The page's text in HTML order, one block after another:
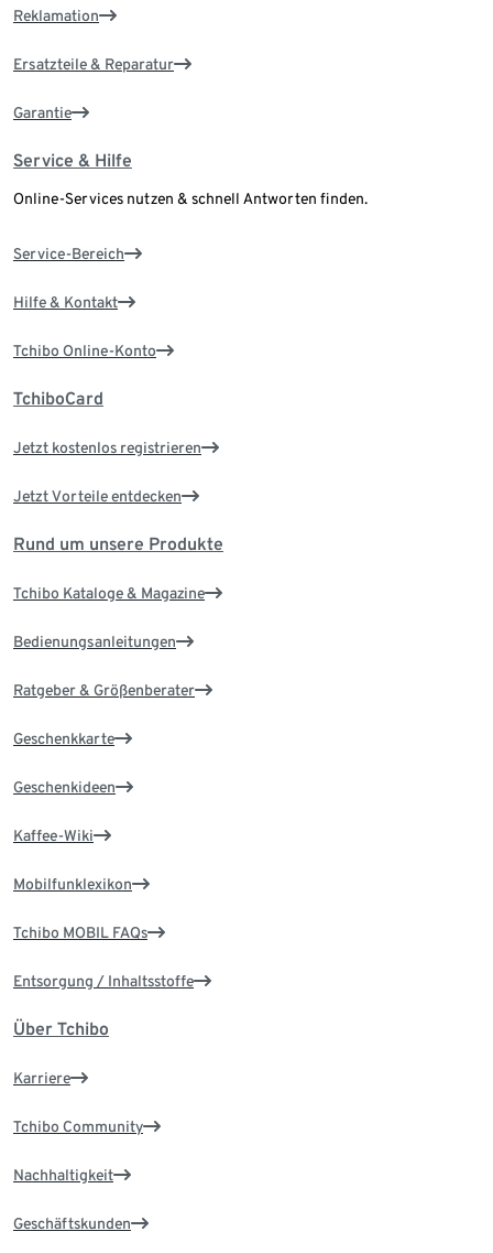
Reklamation
Ersatzteile & Reparatur
Garantie
Service & Hilfe
Online-Services nutzen & schnell Antworten finden.
Service-Bereich
Hilfe & Kontakt
Tchibo Online-Konto
TchiboCard
Jetzt kostenlos registrieren
Jetzt Vorteile entdecken
Rund um unsere Produkte
Tchibo Kataloge & Magazine
Bedienungsanleitungen
Ratgeber & Größenberater
Geschenkkarte
Geschenkideen
Kaffee-Wiki
Mobilfunklexikon
Tchibo MOBIL FAQs
Entsorgung / Inhaltsstoffe
Über Tchibo
Karriere
Tchibo Community
Nachhaltigkeit
Geschäftskunden